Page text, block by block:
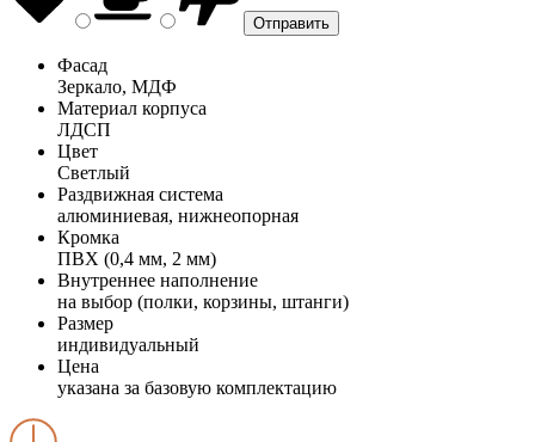
Фасад
Зеркало, МДФ
Материал корпуса
ЛДСП
Цвет
Светлый
Раздвижная система
алюминиевая, нижнеопорная
Кромка
ПВХ (0,4 мм, 2 мм)
Внутреннее наполнение
на выбор (полки, корзины, штанги)
Размер
индивидуальный
Цена
указана за базовую комплектацию